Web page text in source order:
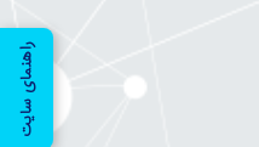
راهنمای سایت